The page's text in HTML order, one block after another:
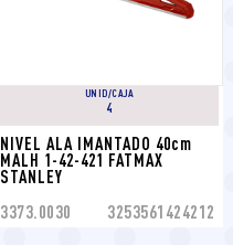
UNID/CAJA
4
NIVEL ALA IMANTADO 40cm
MALH 1-42-421 FATMAX
STANLEY
3373.0030 3253561424212